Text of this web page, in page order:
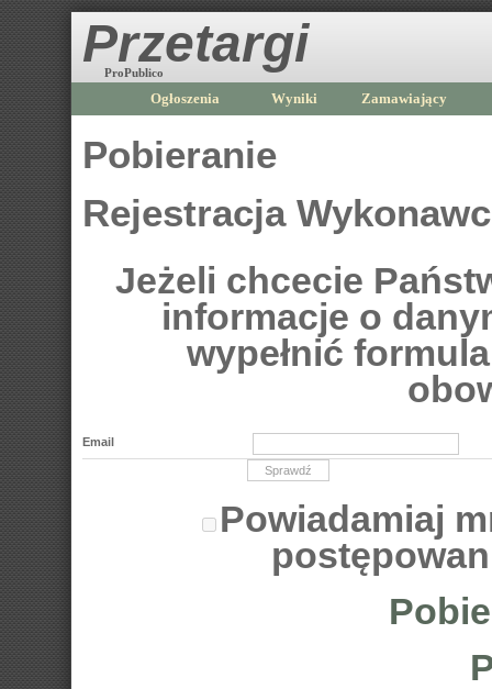
Przetargi
ProPublico
Ogłoszenia Wyniki Zamawiający
Pobieranie
Rejestracja
Jeżeli chcecie
informacje o
wypełnić
Email
Powiadamiaj